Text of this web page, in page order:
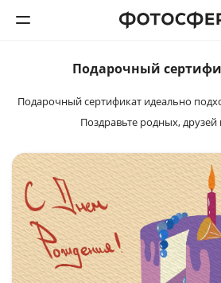
Календари
Интерьерная печать
Фотоподарки
Подарочный
Подарочный сертификат идеально
Поздравьте родных, друзей